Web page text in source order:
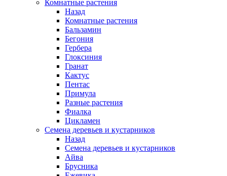
Комнатные растения
Назад
Комнатные растения
Бальзамин
Бегония
Гербера
Глоксиния
Гранат
Кактус
Пентас
Примула
Разные растения
Фиалка
Цикламен
Семена деревьев и кустарников
Назад
Семена деревьев и кустарников
Айва
Брусника